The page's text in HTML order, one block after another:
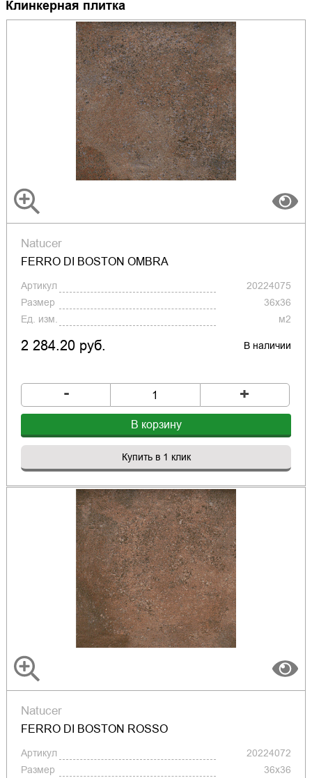
Клинкерная плитка
Natucer
FERRO DI BOSTON OMBRA
Артикул
20224075
Размер
36x36
Ед. изм.
м2
2 284.20 руб. В наличии
- +
В корзину
Купить в 1 клик
Natucer
FERRO DI BOSTON ROSSO
Артикул
20224072
Размер
36x36